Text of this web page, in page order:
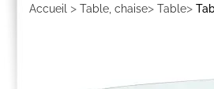
Accueil > Table, chaise> Table>